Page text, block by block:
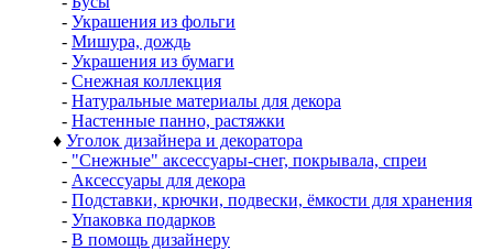
- Украшения из фольги
- Мишура, дождь
- Украшения из бумаги
- Снежная коллекция
- Натуральные материалы для декора
- Настенные панно, растяжки
♦ Уголок дизайнера и декоратора
- "Снежные" аксессуары-снег, покрывала, спреи
- Аксессуары для декора
- Подставки, крючки, подвески, ёмкости для хранения
- Упаковка подарков
- В помощь дизайнеру